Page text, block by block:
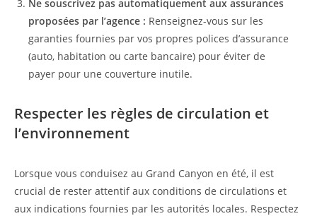
Ne souscrivez pas automatiquement aux assurances
proposées par l’agence : Renseignez-vous sur les
garanties fournies par vos propres polices d’assurance
(auto, habitation ou carte bancaire) pour éviter de
payer pour une couverture inutile.
Respecter les règles de circulation et
l’environnement
Lorsque vous conduisez au Grand Canyon en été, il est
crucial de rester attentif aux conditions de circulations et
aux indications fournies par les autorités locales. Respectez